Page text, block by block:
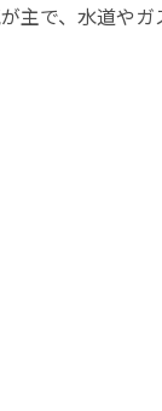
主で、水道やガ